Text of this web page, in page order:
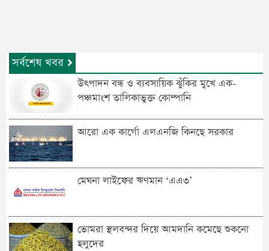
সর্বশেষ খবর
উৎপাদন বন্ধ ও ব্যবসায়িক ঝুঁকির মুখে এক-
পঞ্চমাংশ তালিকাভুক্ত কোম্পানি
আরো এক কার্গো এলএনজি কিনছে সরকার
মেঘনা লাইফের ঋণমান ‘‌এএ৩’
ভোমরা স্থলবন্দ‌র দিয়ে আমদা‌নি ক‌মে‌ছে শুকনো
হলুদের